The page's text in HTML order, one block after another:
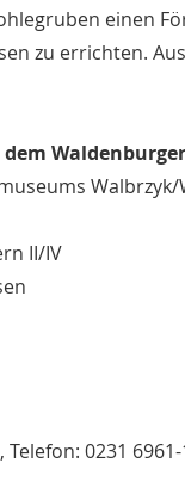
einen
zu errichten.
II/IV
0231